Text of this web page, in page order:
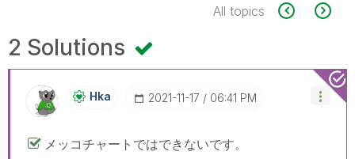
All topics
2 Solutions
Hka ‎2021-11-17 06:41 PM
メッコチャートではできないです。